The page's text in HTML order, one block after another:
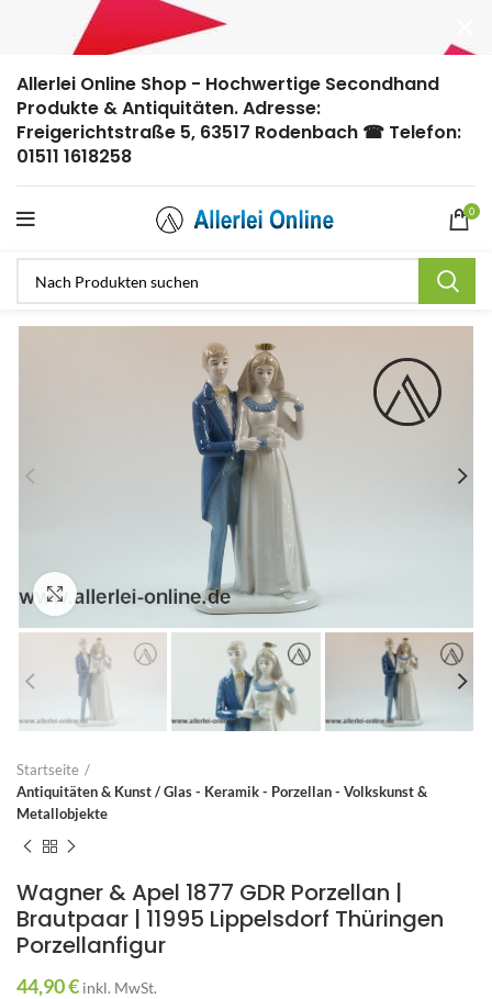
Allerlei Online Shop - Hochwertige Secondhand
Produkte & Antiquitäten. Adresse:
Freigerichtstraße 5, 63517 Rodenbach ☎ Telefon:
01511 1618258
0
Zum Vergrößern anklicken
Startseite
Antiquitäten & Kunst / Glas - Keramik - Porzellan - Volkskunst &
Metallobjekte
Wagner & Apel 1877 GDR Porzellan |
Brautpaar | 11995 Lippelsdorf Thüringen
Porzellanfigur
44,90€ inkl. MwSt.